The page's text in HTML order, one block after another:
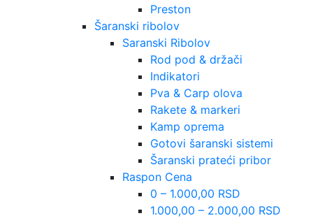
Preston
Šaranski ribolov
Saranski Ribolov
Rod pod & držači
Indikatori
Pva & Carp olova
Rakete & markeri
Kamp oprema
Gotovi šaranski sistemi
Šaranski prateći pribor
Raspon Cena
0 – 1.000,00 RSD
1.000,00 – 2.000,00 RSD